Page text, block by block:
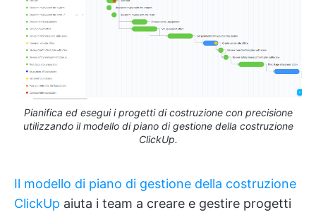
Pianifica ed esegui i progetti di costruzione con precisione
utilizzando il modello di piano di gestione della costruzione
ClickUp.
Il modello di piano di gestione della costruzione
ClickUp aiuta i team a creare e gestire progetti